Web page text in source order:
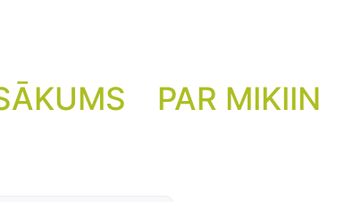
PAR MIKIIN